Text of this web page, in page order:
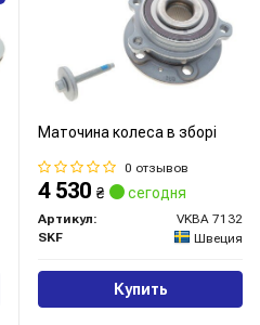
Маточина колеса в зборі
0 отзывов
4 530 ₴ сегодня
Артикул:
VKBA 7132
SKF
Швеция
Купить